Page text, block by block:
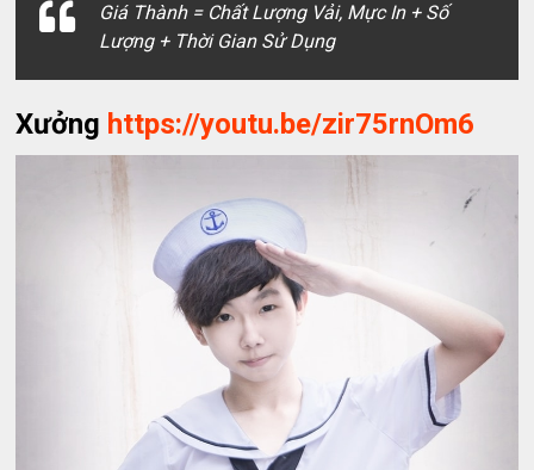
Giá Thành = Chất Lượng Vải, Mực In + Số
Lượng + Thời Gian Sử Dụng
Xưởng https://youtu.be/zir75rnOm6